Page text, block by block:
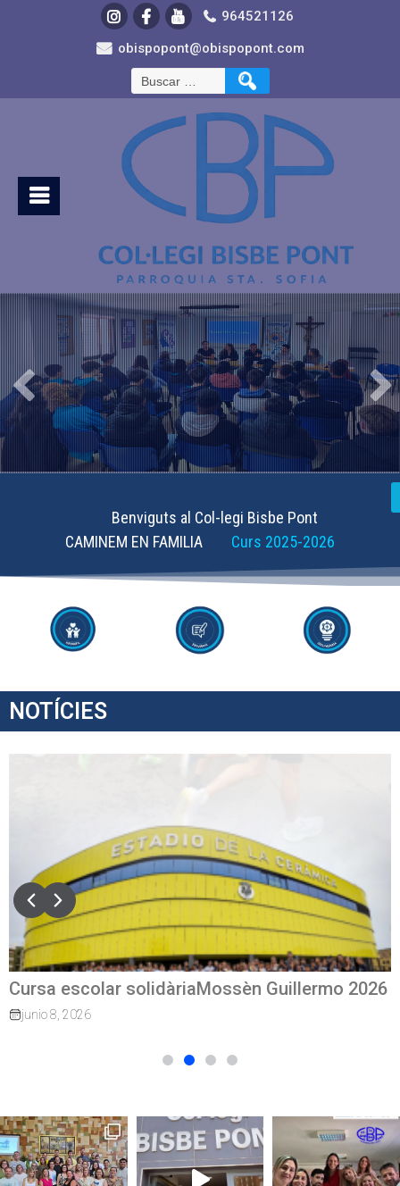
964521126
obispopont@obispopont.com
Benviguts al Col-legi Bisbe Pont
CAMINEM EN FAMILIA Curs 2025-2026
NOTÍCIES
Cursa escolar solidàriaMossèn Guillermo 2026
junio 8, 2026